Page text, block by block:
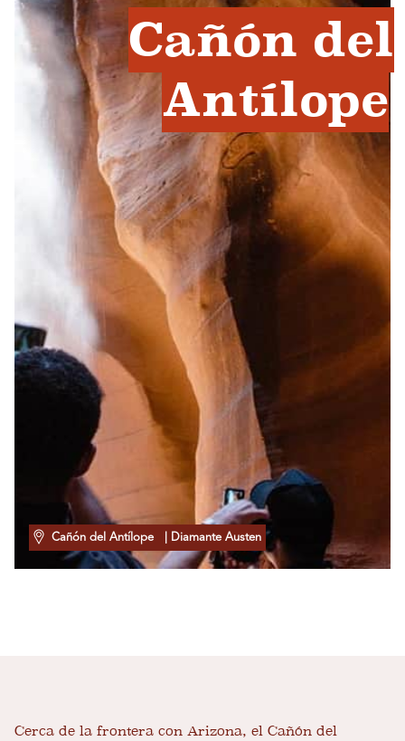
Cañón del
Antílope
Cañón del Antílope | Diamante Austen
Cerca de la frontera con Arizona, el Cañón del